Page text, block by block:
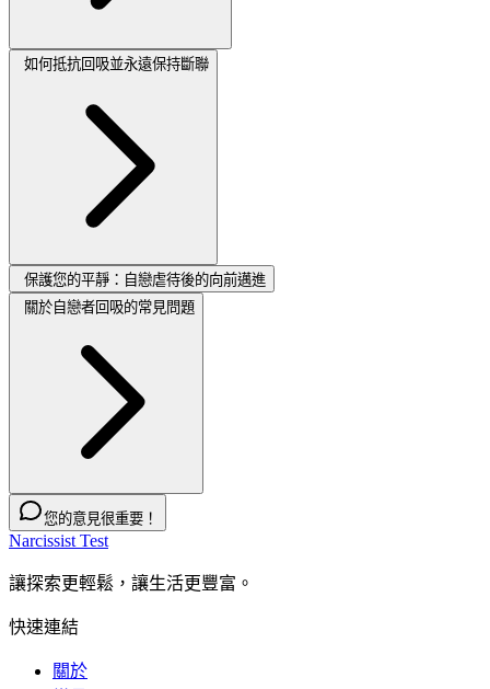
如何抵抗回吸並永遠保持斷聯
保護您的平靜：自戀虐待後的向前邁進
關於自戀者回吸的常見問題
您的意見很重要！
Narcissist Test
讓探索更輕鬆，讓生活更豐富。
快速連結
關於